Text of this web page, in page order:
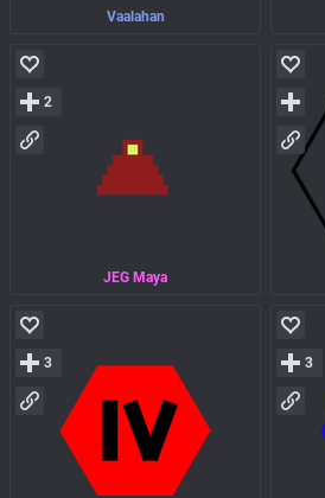
Vaalahan
JEG Maya
2
3 3